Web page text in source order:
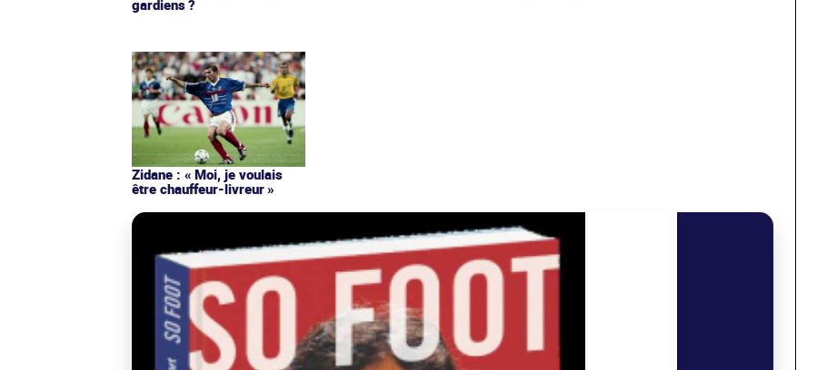
gardiens ?
Zidane : « Moi, je voulais
être chauffeur-livreur »